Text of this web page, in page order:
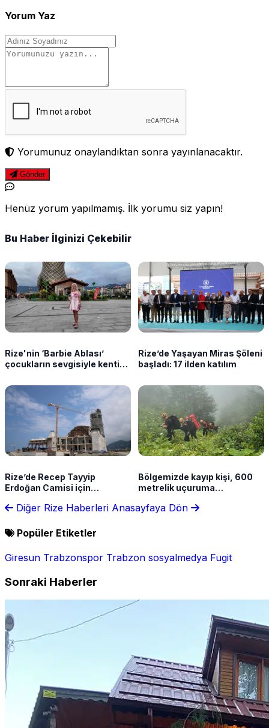
Yorum Yaz
Yorumunuz onaylandıktan sonra yayınlanacaktır.
Gönder
Henüz yorum yapılmamış. İlk yorumu siz yapın!
Bu Haber İlginizi Çekebilir
Rize'nin ‘Barbie Ablası’
çocukların sevgisiyle kentin
Rize’de Yaşayan Miras Şöleni
başladı: 17 ilden katılım
Rize’de Recep Tayyip
Erdoğan Camisi için
Bölgemizde kayıp kişi, 600
metrelik uçuruma
bulundu
Diğer Rize Haberleri Anasayfaya Dön
Popüler Etiketler
Giresun Trabzonspor Trabzon sosyalmedya Fugit
Sonraki Haberler